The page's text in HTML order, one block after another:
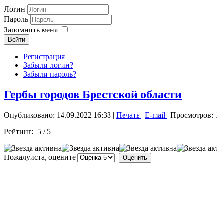
Логин
Пароль
Запомнить меня
Войти
Регистрация
Забыли логин?
Забыли пароль?
Гербы городов Брестской области
Опубликовано: 14.09.2022 16:38 | Печать | E-mail | Просмотров:
Рейтинг: 5 / 5
Пожалуйста, оцените